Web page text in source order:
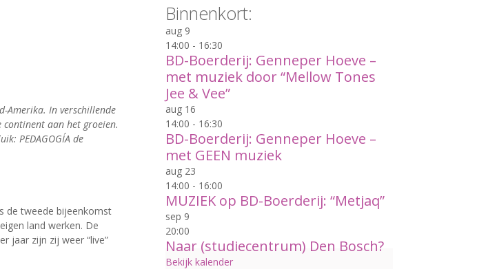
Amerika. In verschillende
continent aan het groeien.
PEDAGOGÍA de
de tweede bijeenkomst
land werken. De
jaar zijn zij weer “live”
Binnenkort:
aug 9
14:00 - 16:30
BD-Boerderij: Genneper Hoeve –
met muziek door “Mellow Tones
Jee & Vee”
aug 16
14:00 - 16:30
BD-Boerderij: Genneper Hoeve –
met GEEN muziek
aug 23
14:00 - 16:00
MUZIEK op BD-Boerderij: “Metjaq”
sep 9
20:00
Naar (studiecentrum) Den Bosch?
Bekijk kalender